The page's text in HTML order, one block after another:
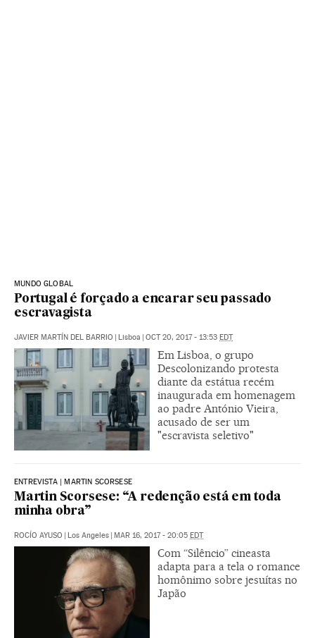
MUNDO GLOBAL
Portugal é forçado a encarar seu passado
escravagista
JAVIER MARTÍN DEL BARRIO Lisboa OCT 20, 2017 - 13:53 EDT
Em Lisboa, o grupo
Descolonizando protesta
diante da estátua recém
inaugurada em homenagem
ao padre António Vieira,
acusado de ser um
"escravista seletivo"
ENTREVISTA | MARTIN SCORSESE
Martin Scorsese: “A redenção está em toda
minha obra”
ROCÍO AYUSO Los Angeles MAR 16, 2017 - 20:05 EDT
Com “Silêncio” cineasta
adapta para a tela o romance
homônimo sobre jesuítas no
Japão